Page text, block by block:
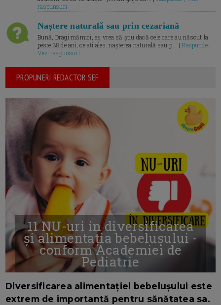
raspunsuri
Naștere naturală sau prin cezariană
Bună, Dragi mămici, aș vrea să știu dacă cele care au născut la
peste 38 de ani, ce ați ales: nașterea naturală sau p... |Raspunde |
Vezi raspunsuri
PROPUNERI REDACTOR SEF
11 NU-uri in diversificarea
și alimentația bebelușului -
conform Academiei de
Pediatrie
Diversificarea alimentației bebelușului este
extrem de importantă pentru sănătatea sa.